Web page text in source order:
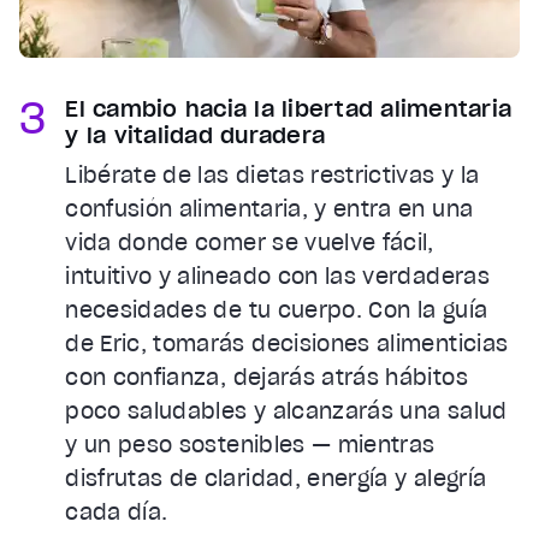
3
El cambio hacia la libertad alimentaria
y la vitalidad duradera
Libérate de las dietas restrictivas y la
confusión alimentaria, y entra en una
vida donde comer se vuelve fácil,
intuitivo y alineado con las verdaderas
necesidades de tu cuerpo. Con la guía
de Eric, tomarás decisiones alimenticias
con confianza, dejarás atrás hábitos
poco saludables y alcanzarás una salud
y un peso sostenibles — mientras
disfrutas de claridad, energía y alegría
cada día.